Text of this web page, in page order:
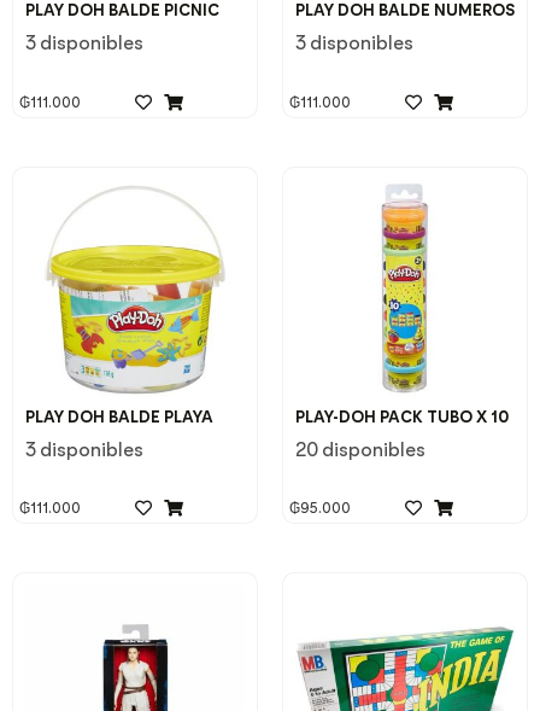
PLAY DOH BALDE PICNIC
3 disponibles
₲111.000
PLAY DOH BALDE NUMEROS
3 disponibles
₲111.000
PLAY DOH BALDE PLAYA
3 disponibles
₲111.000
PLAY-DOH PACK TUBO X 10
20 disponibles
₲95.000